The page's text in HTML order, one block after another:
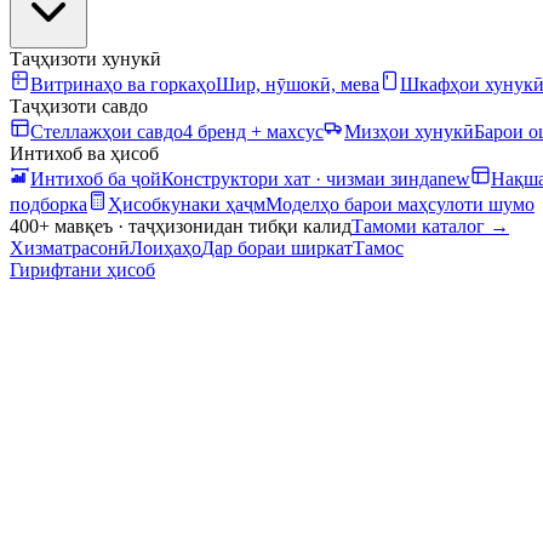
Таҷҳизоти хунукӣ
Витринаҳо ва горкаҳоШир, нӯшокӣ, мева Шкафҳои хунукӣ
Таҷҳизоти савдо
Стеллажҳои савдо4 бренд + махсус Мизҳои хунукӣБарои
Интихоб ва ҳисоб
Интихоб ба ҷойКонструктори хат · чизмаи зиндаnew
подборка
Ҳисобкунаки ҳаҷмМоделҳо барои маҳсулоти шумо
400+ мавқеъ · таҷҳизонидан тибқи калидТамоми каталог →
ХизматрасонӣЛоиҳаҳоДар бораи ширкатТамос
Гирифтани ҳисоб